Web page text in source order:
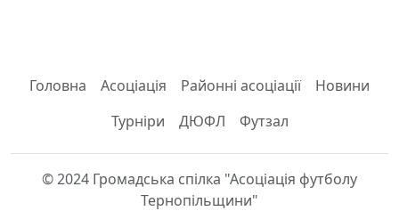
Головна Асоціація Районні асоціації
Новини
Турніри
ДЮФЛ Футзал
© 2024 Громадська спілка "Асоціація футболу
Тернопільщини"